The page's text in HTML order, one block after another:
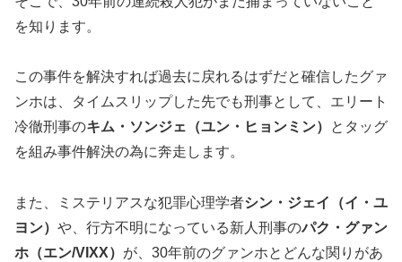
を知ります。
この事件を解決すれば過去に戻れるはずだと確信したグァ
ンホは、タイムスリップした先でも刑事として、エリート
冷徹刑事のキム・ソンジェ（ユン・ヒョンミン）
とタッグ
を組み事件解決の為に奔走します。
また、ミステリアスな犯罪心理学者シン・ジェイ（イ・ユ
ヨン） や、行方不明になっている新人刑事のパク・グァン
ホ（エン/VIXX） が、30年前のグァンホとどんな関りがあ